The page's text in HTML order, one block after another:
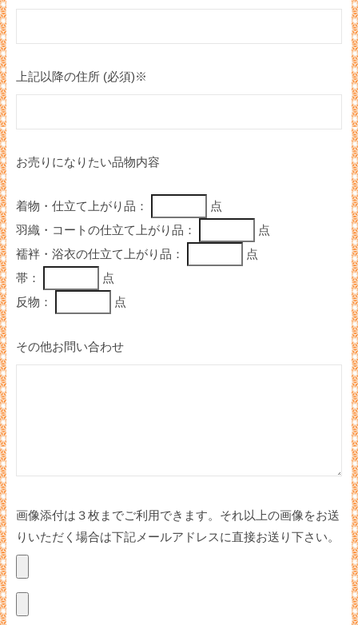
上記以降の住所 (必須)※
お売りになりたい品物内容
着物・仕立て上がり品：
点
羽織・コートの仕立て上がり品：
点
襦袢・浴衣の仕立て上がり品：
点
帯：
点
反物：
点
その他お問い合わせ
画像添付は３枚までご利用できます。それ以上の画像をお送
りいただく場合は下記メールアドレスに直接お送り下さい。